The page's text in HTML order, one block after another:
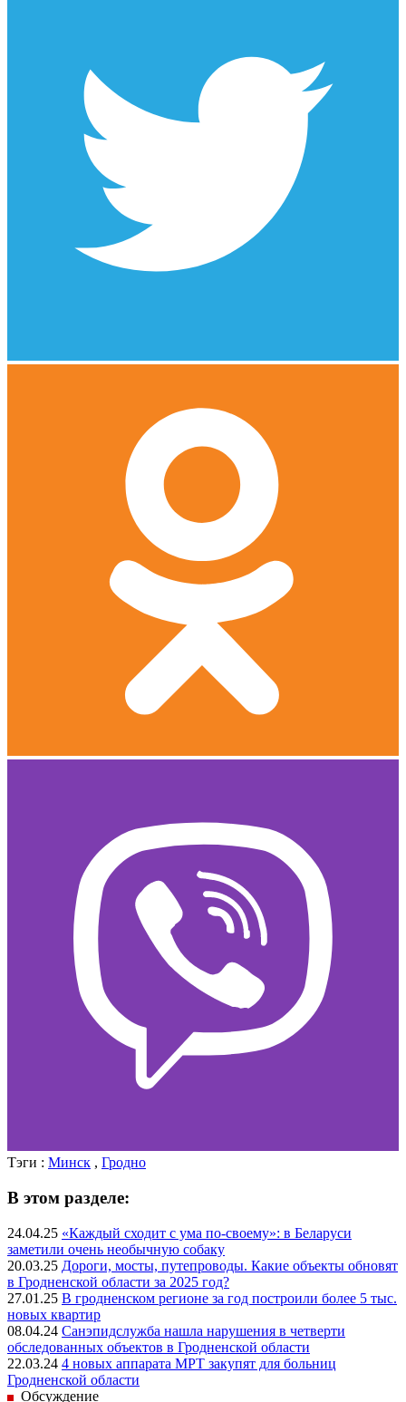
Тэги : Минск , Гродно
В этом разделе:
24.04.25 «Каждый сходит с ума по-своему»: в Беларуси
заметили очень необычную собаку
20.03.25 Дороги, мосты, путепроводы. Какие объекты обновят
в Гродненской области за 2025 год?
27.01.25 В гродненском регионе за год построили более 5 тыс.
новых квартир
08.04.24 Санэпидслужба нашла нарушения в четверти
обследованных объектов в Гродненской области
22.03.24 4 новых аппарата МРТ закупят для больниц
Гродненской области
Обсуждение